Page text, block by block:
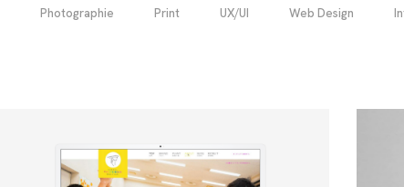
Photographie Print UX/UI Web Design